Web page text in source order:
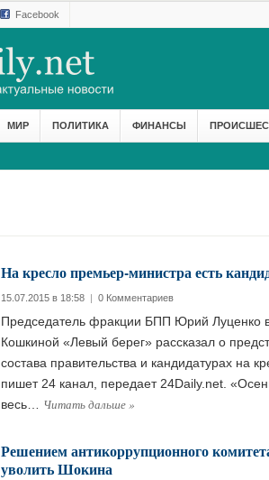
Facebook
МИР ПОЛИТИКА ФИНАНСЫ
На кресло премьер-министра есть
15.07.2015 в 18:58 | 0 Комментариев
Председатель фракции БПП Юрий Луценко
Кошкиной «Левый берег» рассказал о
состава правительства и кандидатурах на
пишет 24 канал, передает 24Daily.net.
весь… Читать дальше»
Решением антикоррупционного
уволить Шокина